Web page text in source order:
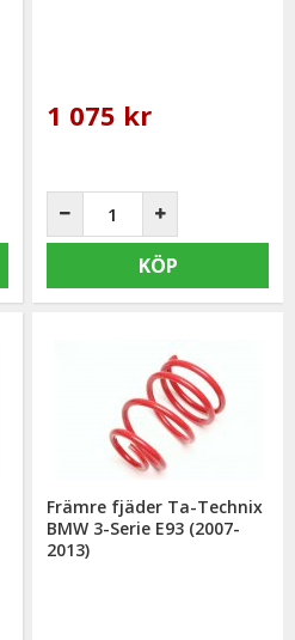
1 075 kr
KÖP
Främre fjäder Ta-Technix
BMW 3-Serie E93 (2007-
2013)